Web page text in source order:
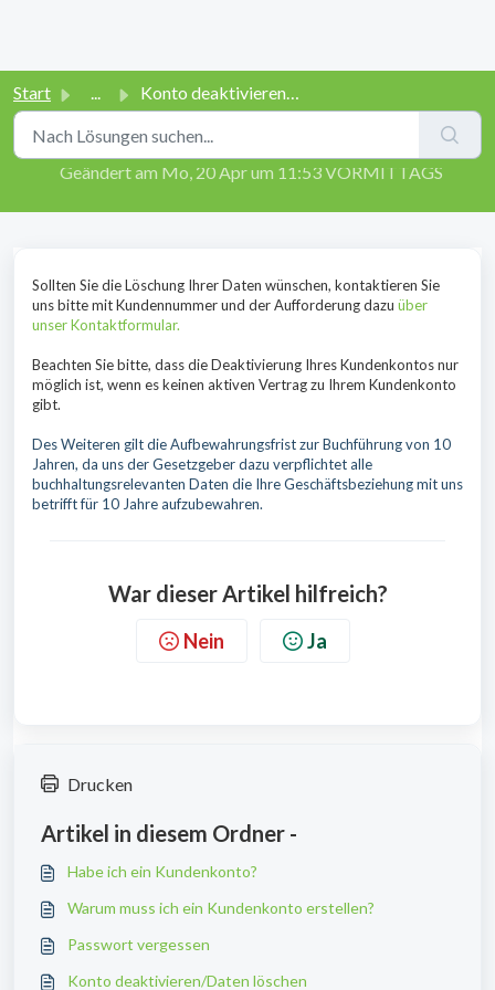
Start ... Konto deaktivieren/Daten löschen
Konto deaktivieren/Daten löschen
Geändert am Mo, 20 Apr um 11:53 VORMITTAGS
Sollten Sie die Löschung Ihrer Daten wünschen, kontaktieren Sie
uns bitte mit Kundennummer und der Aufforderung dazu über
unser Kontaktformular.
Beachten Sie bitte, dass die Deaktivierung Ihres Kundenkontos nur
möglich ist, wenn es keinen aktiven Vertrag zu Ihrem Kundenkonto
gibt.
Des Weiteren gilt die Aufbewahrungsfrist zur Buchführung von 10
Jahren, da uns der Gesetzgeber dazu verpflichtet alle
buchhaltungsrelevanten Daten die Ihre Geschäftsbeziehung mit uns
betrifft für 10 Jahre aufzubewahren.
War dieser Artikel hilfreich?
Nein Ja
Drucken
Artikel in diesem Ordner -
Habe ich ein Kundenkonto?
Warum muss ich ein Kundenkonto erstellen?
Passwort vergessen
Konto deaktivieren/Daten löschen